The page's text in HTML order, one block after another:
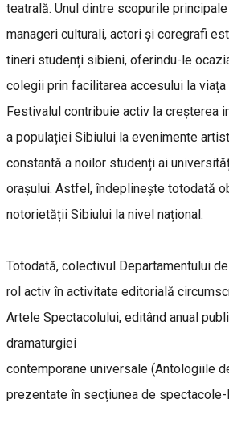
teatrală. Unul dintre scopurile
manageri culturali, actori și coregrafi
tineri studenți sibieni, oferindu-le
colegii prin facilitarea accesului la viața
Festivalul contribuie activ la creșterea
a populației Sibiului la evenimente
constantă a noilor studenți ai
orașului. Astfel, îndeplinește totodată
notorietății Sibiului la nivel național.
Totodată, colectivul Departamentului
rol activ în activitate editorială
Artele Spectacolului, editând anual
dramaturgiei
contemporane universale (Antologiile
prezentate în secțiunea de spectacole-